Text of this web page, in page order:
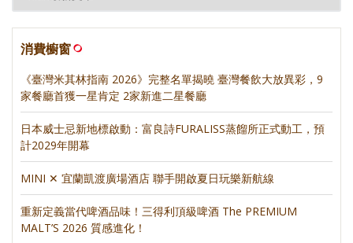
消費櫥窗
《臺灣米其林指南 2026》完整名單揭曉 臺灣餐飲大放異彩，9
家餐廳首獲一星肯定 2家新進二星餐廳
日本威士忌新地標啟動：富良詩FURALISS蒸餾所正式動工，預
計2029年開幕
MINI ✕ 宜蘭凱渡廣場酒店 聯手開啟夏日玩樂新航線
重新定義當代啤酒品味！三得利頂級啤酒 The PREMIUM
MALT’S 2026 質感進化！